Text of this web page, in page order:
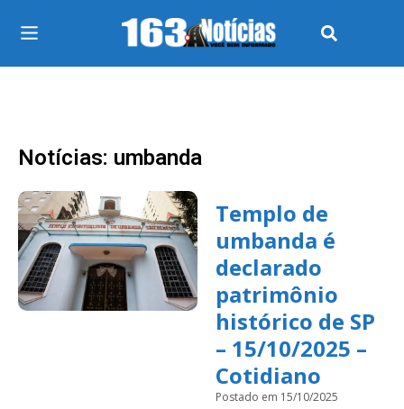
Notícias: umbanda
Templo de
umbanda é
declarado
patrimônio
histórico de SP
– 15/10/2025 –
Cotidiano
Postado em 15/10/2025